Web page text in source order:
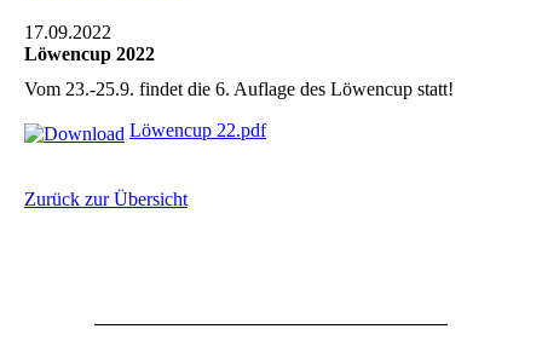
17.09.2022
Löwencup 2022
Vom 23.-25.9. findet die 6. Auflage des Löwencup statt!
Löwencup 22.pdf
Zurück zur Übersicht